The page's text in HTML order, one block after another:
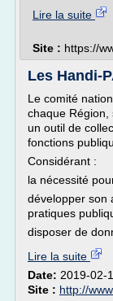
Lire la suite
Site : https://
Les Handi-
Le comité
chaque Région,
un outil de
fonctions
Considérant :
la nécessité
développer son
pratiques
disposer de
Lire la suite
Date: 2019-02-
Site : http://